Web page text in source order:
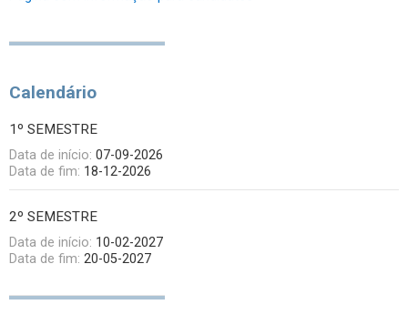
Calendário
1º SEMESTRE
Data de início: 07-09-2026
Data de fim: 18-12-2026
2º SEMESTRE
Data de início: 10-02-2027
Data de fim: 20-05-2027